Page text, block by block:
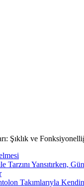
Şıklık ve
Tarzını Yansıtırken,
Takımlarıyla